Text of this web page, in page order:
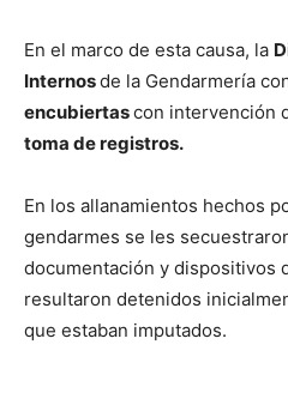
En el marco de esta causa, la
Internosde la Gendarmería
encubiertascon intervención
toma de registros.
En los allanamientos hechos
gendarmes se les
documentación y dispositivos
resultaron detenidos
que estaban imputados.